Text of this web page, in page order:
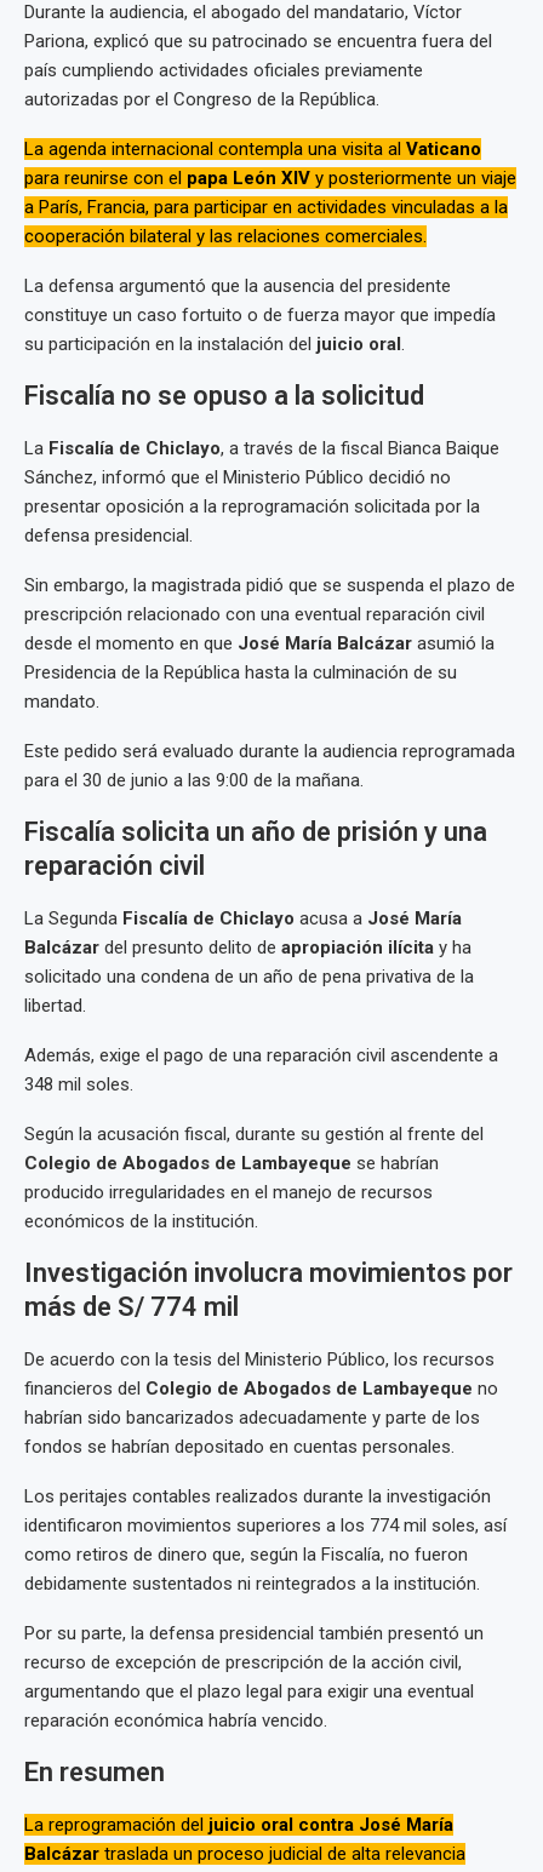
Durante la audiencia, el abogado del mandatario, Víctor
Pariona, explicó que su patrocinado se encuentra fuera del
país cumpliendo actividades oficiales previamente
autorizadas por el Congreso de la República.
La agenda internacional contempla una visita al Vaticano
para reunirse con el papa León XIV y posteriormente un viaje
a París, Francia, para participar en actividades vinculadas a la
cooperación bilateral y las relaciones comerciales.
La defensa argumentó que la ausencia del presidente
constituye un caso fortuito o de fuerza mayor que impedía
su participación en la instalación del juicio oral.
Fiscalía no se opuso a la solicitud
La Fiscalía de Chiclayo, a través de la fiscal Bianca Baique
Sánchez, informó que el Ministerio Público decidió no
presentar oposición a la reprogramación solicitada por la
defensa presidencial.
Sin embargo, la magistrada pidió que se suspenda el plazo de
prescripción relacionado con una eventual reparación civil
desde el momento en que José María Balcázar asumió la
Presidencia de la República hasta la culminación de su
mandato.
Este pedido será evaluado durante la audiencia reprogramada
para el 30 de junio a las 9:00 de la mañana.
Fiscalía solicita un año de prisión y una
reparación civil
La Segunda Fiscalía de Chiclayo acusa a José María
Balcázar del presunto delito de apropiación ilícita y ha
solicitado una condena de un año de pena privativa de la
libertad.
Además, exige el pago de una reparación civil ascendente a
348 mil soles.
Según la acusación fiscal, durante su gestión al frente del
Colegio de Abogados de Lambayeque se habrían
producido irregularidades en el manejo de recursos
económicos de la institución.
Investigación involucra movimientos por
más de S/ 774 mil
De acuerdo con la tesis del Ministerio Público, los recursos
financieros del Colegio de Abogados de Lambayeque no
habrían sido bancarizados adecuadamente y parte de los
fondos se habrían depositado en cuentas personales.
Los peritajes contables realizados durante la investigación
identificaron movimientos superiores a los 774 mil soles, así
como retiros de dinero que, según la Fiscalía, no fueron
debidamente sustentados ni reintegrados a la institución.
Por su parte, la defensa presidencial también presentó un
recurso de excepción de prescripción de la acción civil,
argumentando que el plazo legal para exigir una eventual
reparación económica habría vencido.
En resumen
La reprogramación del juicio oral contra José María
Balcázar traslada un proceso judicial de alta relevancia